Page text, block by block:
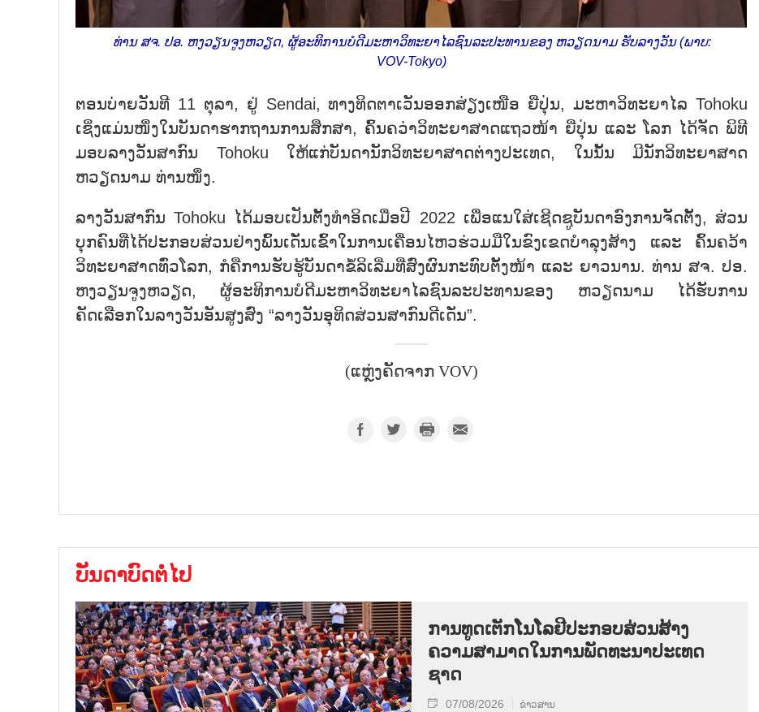
ທ່ານ ສຈ. ປອ. ຫງວຽນຈູງຫວຽດ, ຜູ້ອະທິການບໍດີມະຫາວິທະຍາໄລຊົນລະປະທານຂອງ ຫວຽດນາມ ຮັບລາງວັນ (ພາບ:
VOV-Tokyo)
ຕອນບ່າຍວັນທີ 11 ຕຸລາ, ຢູ່ Sendai, ທາງທິດຕາເວັນອອກສ່ຽງເໜືອ ຍີ່ປຸ່ນ, ມະຫາວິທະຍາໄລ Tohoku
ເຊິ່ງແມ່ນໜຶ່ງໃນບັນດາຮາກຖານການສຶກສາ, ຄົ້ນຄວ່າວິທະຍາສາດແຖວໜ້າ ຍີ່ປຸ່ນ ແລະ ໂລກ ໄດ້ຈັດ ພິທີ
ມອບລາງວັນສາກົນ Tohoku ໃຫ້ແກ່ບັນດານັກວິທະຍາສາດຕ່າງປະເທດ, ໃນນັ້ນ ມີນັກວິທະຍາສາດ
ຫວຽດນາມ ທ່ານໜຶ່ງ.
ລາງວັນສາກົນ Tohoku ໄດ້ມອບເປັນຕັ້ງທຳອິດເມື່ອປີ 2022 ເພື່ອແນໃສ່ເຊີດຊູບັນດາອົງການຈັດຕັ້ງ, ສ່ວນ
ບຸກຄົນທີ່ໄດ້ປະກອບສ່ວນຢ່າງພົ້ນເດັ່ນເຂົ້າໃນການເຄື່ອນໄຫວຮ່ວມມືໃນຂົງເຂດບຳລຸງສ້າງ ແລະ ຄົ້ນຄວ້າ
ວິທະຍາສາດທົ່ວໂລກ, ກໍຄືການຮັບຮູ້ບັນດາຂໍ້ລິເລີ່ມທີ່ສົ່ງຜົນກະທົບຕັ້ງໜ້າ ແລະ ຍາວນານ. ທ່ານ ສຈ. ປອ.
ຫງວຽນຈູງຫວຽດ, ຜູ້ອະທິການບໍດີມະຫາວິທະຍາໄລຊົນລະປະທານຂອງ ຫວຽດນາມ ໄດ້ຮັບການ
ຄັດເລືອກໃນລາງວັນອັນສູງສົ່ງ “ລາງວັນອຸທິດສ່ວນສາກົນດີເດັ່ນ”.
(ແຫຼ່ງຄັດຈາກ VOV)
ບັນດາບົດຕໍ່ໄປ
ການ​ທູດ​ເຕັກ​ໂນ​ໂລ​ຢີ​ປະ​ກອບ​ສ່ວນ​ສ້າງ​
ຄວາມ​ສາ​ມາດ​ໃນ​ການ​ພັດ​ທະ​ນາ​ປະ​ເທດ​
ຊາດ
07/08/2026 ຂ່າວສານ